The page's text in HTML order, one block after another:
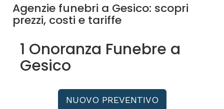
Agenzie funebri a Gesico: scopri
prezzi, costi e tariffe
1 Onoranza Funebre a
Gesico
NUOVO PREVENTIVO